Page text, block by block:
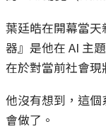
葉廷皓在開幕當
器』是他在 AI 主
在於對當前社會現
他沒有想到，這
會做了。